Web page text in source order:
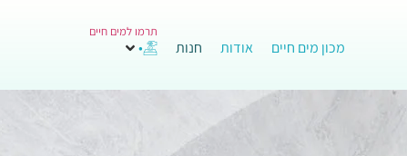
מכון מים חיים אודות חנות •
תרמו למים חיים